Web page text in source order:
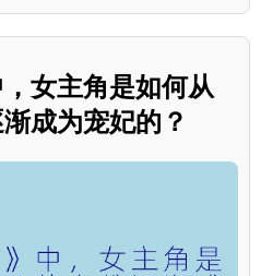
女主角是如何从
成为宠妃的？